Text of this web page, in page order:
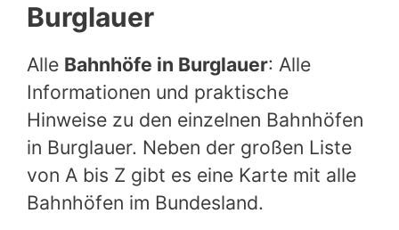
Burglauer
Alle Bahnhöfe in Burglauer: Alle
Informationen und praktische
Hinweise zu den einzelnen Bahnhöfen
in Burglauer. Neben der großen Liste
von A bis Z gibt es eine Karte mit alle
Bahnhöfen im Bundesland.